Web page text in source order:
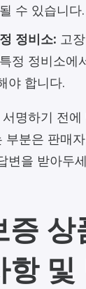
수 있습니다.
정비소: 고
정 정비소에
야 합니다.
명하기 전
부분은 판매
변을 받아두
증 상
및